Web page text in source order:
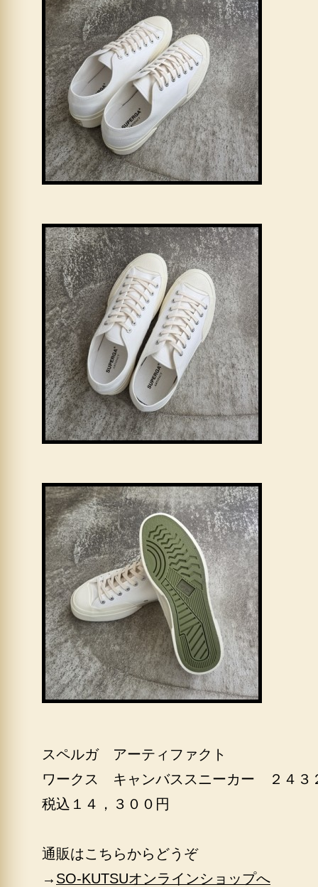
スペルガ アーティファクト
ワークス キャンバススニーカー ２４３
税込１４，３００円
通販はこちらからどうぞ
→ SO-KUTSUオンラインショップへ